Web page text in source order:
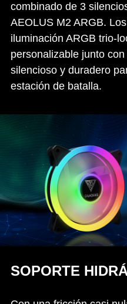
combinado de 3
AEOLUS M2 ARGB.
iluminación ARGB trio-
personalizable junto
silencioso y duradero
estación de batalla.
SOPORTE